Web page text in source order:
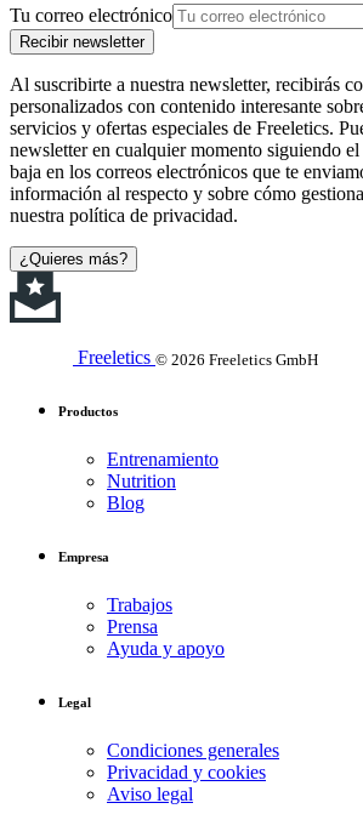
Tu correo electrónico
Recibir newsletter
Al suscribirte a nuestra newsletter, recibirás
personalizados con contenido interesante
servicios y ofertas especiales de Freeletics.
newsletter en cualquier momento siguiendo el
baja en los correos electrónicos que te
información al respecto y sobre cómo
nuestra política de privacidad.
¿Quieres más?
Freeletics © 2026 Freeletics GmbH
Productos
Entrenamiento
Nutrition
Blog
Empresa
Trabajos
Prensa
Ayuda y apoyo
Legal
Condiciones generales
Privacidad y cookies
Aviso legal